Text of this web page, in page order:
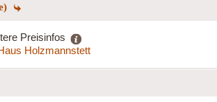
Preisinfos
Holzmannstett